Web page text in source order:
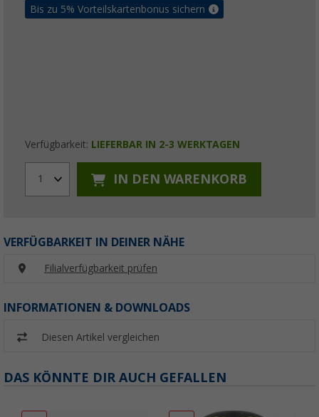
Bis zu 5% Vorteilskartenbonus sichern
Verfügbarkeit: LIEFERBAR IN 2-3 WERKTAGEN
1 IN DEN WARENKORB
VERFÜGBARKEIT IN DEINER NÄHE
Filialverfügbarkeit prüfen
INFORMATIONEN & DOWNLOADS
Diesen Artikel vergleichen
DAS KÖNNTE DIR AUCH GEFALLEN